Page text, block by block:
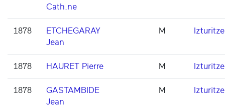
Cath.ne
1878
ETCHEGARAY
Jean
M Izturitze
1878 HAURET Pierre M Izturitze
1878
GASTAMBIDE
Jean
M Izturitze